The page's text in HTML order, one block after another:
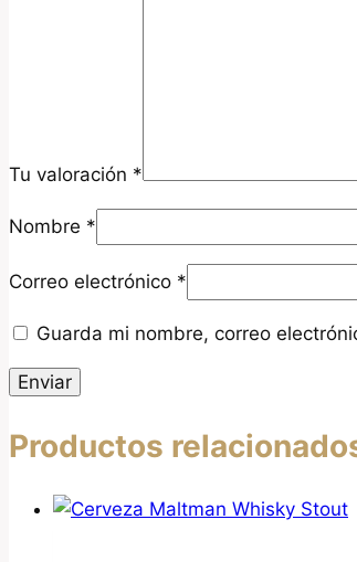
Tu valoración *
Nombre *
Correo electrónico *
Guarda mi nombre, correo
Productos